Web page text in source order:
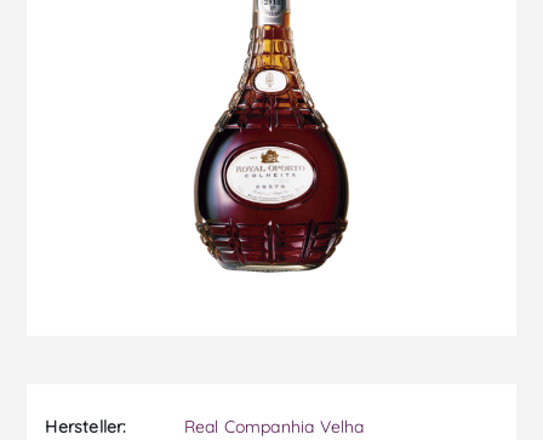
Hersteller:
Real Companhia Velha